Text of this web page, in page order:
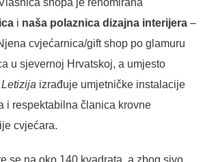
shopa je renomirana
i naša polaznica dizajna interijera –
cvjećarnica/gift shop po glamuru
u sjevernoj Hrvatskoj, a umjesto
Letizija izrađuje umjetničke instalacije
i respektabilna članica krovne
cvjećara.
se na oko 140 kvadrata, a zbog sivo